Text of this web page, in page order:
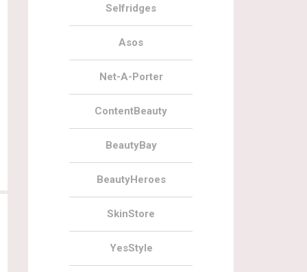
Selfridges
Asos
Net-A-Porter
ContentBeauty
BeautyBay
BeautyHeroes
SkinStore
YesStyle